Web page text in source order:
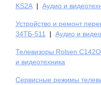
KS2A | Аудио и
Устройство и ремонт
34ТБ-511
| Аудио и
Телевизоры Rolsen
и видеотехника
Сервисные режимы